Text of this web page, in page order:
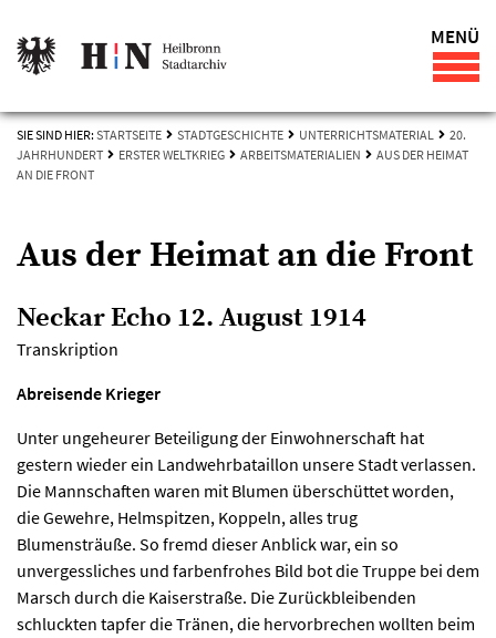
MENÜ
SIE SIND HIER: STARTSEITE STADTGESCHICHTE UNTERRICHTSMATERIAL
20.
JAHRHUNDERT
ERSTER WELTKRIEG ARBEITSMATERIALIEN
AUS DER HEIMAT
AN DIE FRONT
Aus der Heimat an die Front
Neckar Echo 12. August 1914
Transkription
Abreisende Krieger
Unter ungeheurer Beteiligung der Einwohnerschaft hat
gestern wieder ein Landwehrbataillon unsere Stadt verlassen.
Die Mannschaften waren mit Blumen überschüttet worden,
die Gewehre, Helmspitzen, Koppeln, alles trug
Blumensträuße. So fremd dieser Anblick war, ein so
unvergessliches und farbenfrohes Bild bot die Truppe bei dem
Marsch durch die Kaiserstraße. Die Zurückbleibenden
schluckten tapfer die Tränen, die hervorbrechen wollten beim